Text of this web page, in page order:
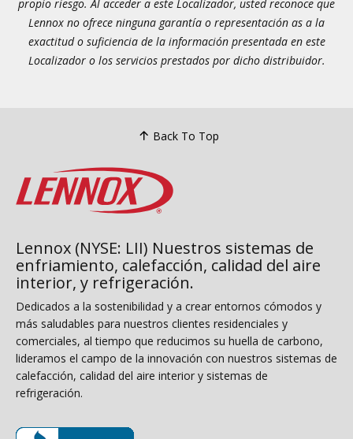
propio riesgo. Al acceder a este Localizador, usted reconoce que
Lennox no ofrece ninguna garantía o representación as a la
exactitud o suficiencia de la información presentada en este
Localizador o los servicios prestados por dicho distribuidor.
Back To Top
Lennox (NYSE: LII) Nuestros sistemas de
enfriamiento, calefacción, calidad del aire
interior, y refrigeración.
Dedicados a la sostenibilidad y a crear entornos cómodos y
más saludables para nuestros clientes residenciales y
comerciales, al tiempo que reducimos su huella de carbono,
lideramos el campo de la innovación con nuestros sistemas de
calefacción, calidad del aire interior y sistemas de
refrigeración.